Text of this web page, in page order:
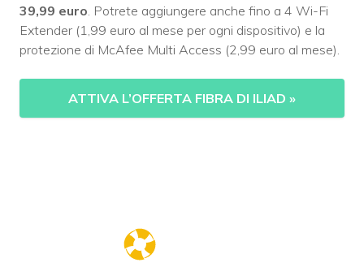
39,99 euro . Potrete aggiungere anche fino a 4 Wi-Fi
Extender (1,99 euro al mese per ogni dispositivo) e la
protezione di McAfee Multi Access (2,99 euro al mese).
ATTIVA L’OFFERTA FIBRA DI ILIAD »